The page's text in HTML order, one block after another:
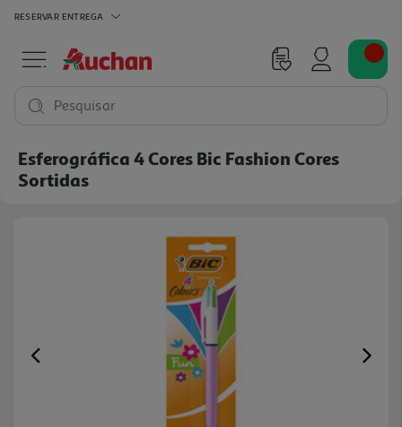
RESERVAR ENTREGA
Pesquisar
Esferográfica 4 Cores Bic Fashion Cores
Sortidas
Previous